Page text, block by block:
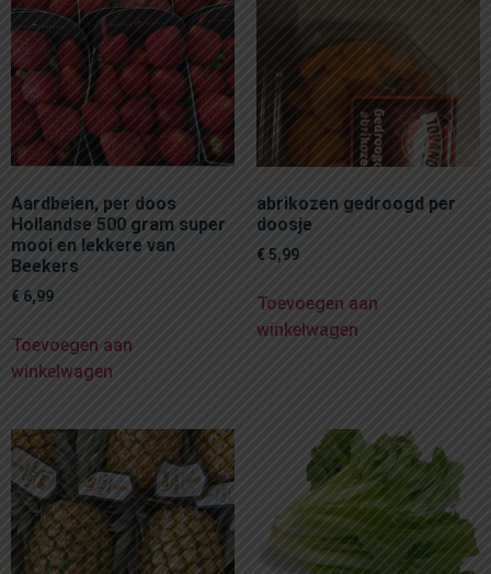
Aardbeien, per doos
Hollandse 500 gram super
mooi en lekkere van
Beekers
€ 6,99
Toevoegen aan
winkelwagen
abrikozen gedroogd per
doosje
€ 5,99
Toevoegen aan
winkelwagen